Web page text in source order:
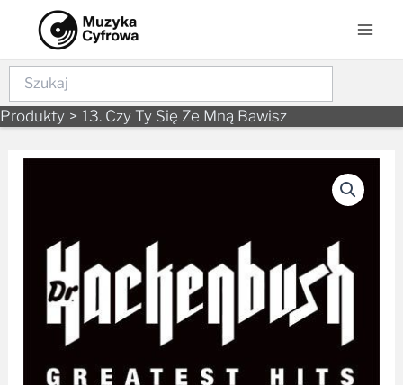
content
Szukaj
Produkty 13. Czy Ty Się Ze Mną Bawisz